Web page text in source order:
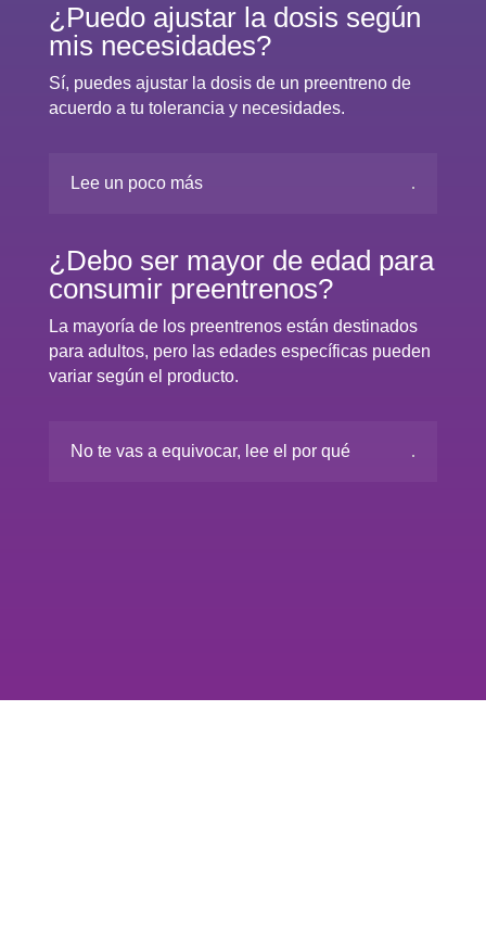
¿Puedo ajustar la dosis según
mis necesidades?
Sí, puedes ajustar la dosis de un preentreno de
acuerdo a tu tolerancia y necesidades.
Lee un poco más
¿Debo ser mayor de edad para
consumir preentrenos?
La mayoría de los preentrenos están destinados
para adultos, pero las edades específicas pueden
variar según el producto.
No te vas a equivocar, lee el por qué